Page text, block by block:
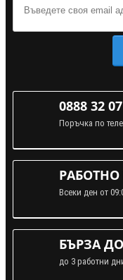
0888 32
Поръчка по
РАБОТНО
Всеки ден от
БЪРЗА
до 3 работни